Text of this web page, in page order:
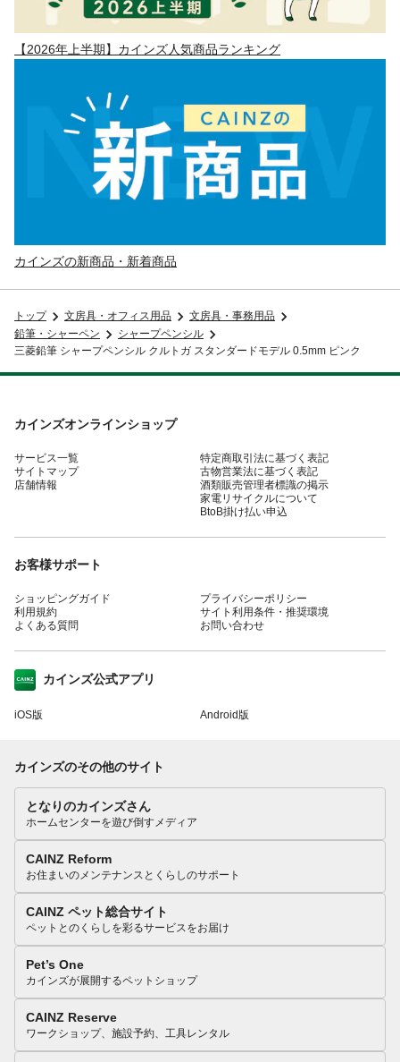
【2026年上半期】カインズ人気商品ランキング
カインズの新商品・新着商品
トップ 文房具・オフィス用品
文房具・事務用品
鉛筆・シャーペン
シャープペンシル
三菱鉛筆 シャープペンシル クルトガ スタンダードモデル 0.5mm ピンク
カインズオンラインショップ
サービス一覧
サイトマップ
店舗情報
特定商取引法に基づく表記
古物営業法に基づく表記
酒類販売管理者標識の掲示
家電リサイクルについて
BtoB掛け払い申込
お客様サポート
ショッピングガイド
利用規約
よくある質問
プライバシーポリシー
サイト利用条件・推奨環境
お問い合わせ
カインズ公式アプリ
iOS版 Android版
カインズのその他のサイト
となりのカインズさん
ホームセンターを遊び倒すメディア
CAINZ Reform
お住まいのメンテナンスとくらしのサポート
CAINZ ペット総合サイト
ペットとのくらしを彩るサービスをお届け
Pet’s One
カインズが展開するペットショップ
CAINZ Reserve
ワークショップ、施設予約、工具レンタル